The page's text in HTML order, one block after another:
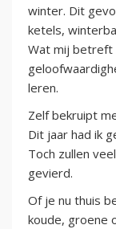
winter. Dit
ketels,
Wat mij betreft
leren.
Zelf bekruipt
Dit jaar had ik
Toch zullen
gevierd.
Of je nu thuis
koude, groene